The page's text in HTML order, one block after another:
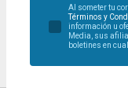
Al someter tu
Términos y
información u
Media, sus
boletines en